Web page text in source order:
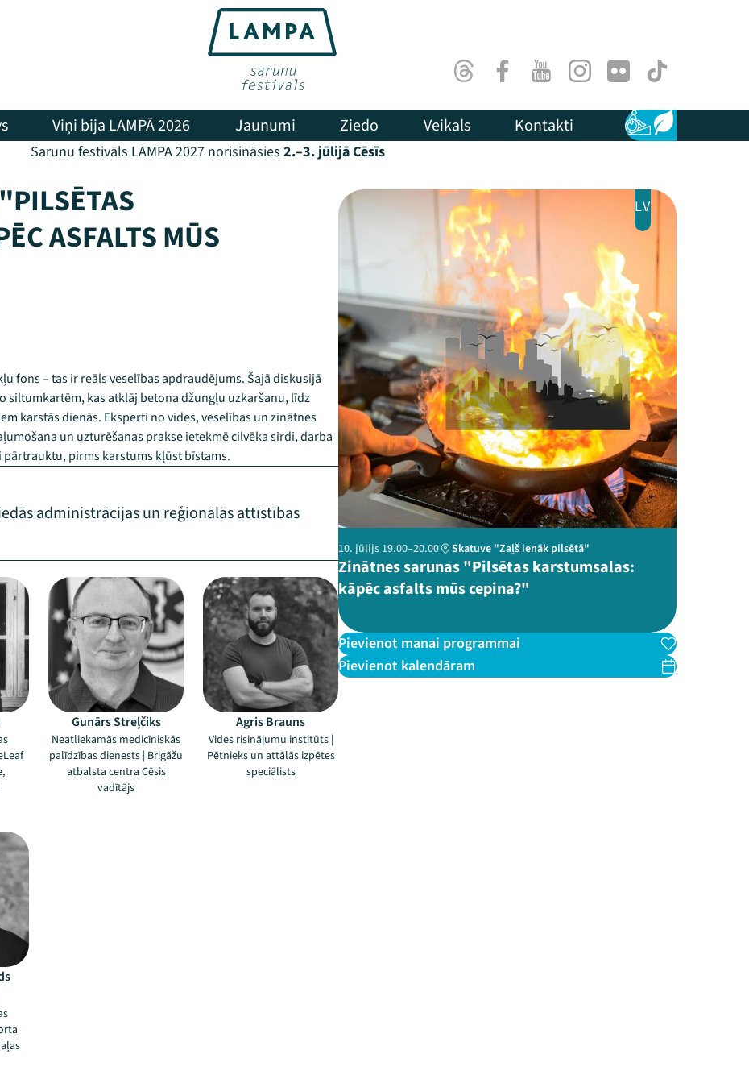
ThreadsFacebookYoutubeInstagram
Flick TikTok
Viņi bija LAMPĀ 2026 Jaunumi Ziedo Veikals Kontakti Pieejamība
Ilgtspēja
Sarunu festivāls LAMPA 2027 norisināsies 2.–3. jūlijā Cēsīs
ASFALTS MŪS
fons – tas ir reāls veselības apdraudējums. Šajā diskusijā
siltumkartēm, kas atklāj betona džungļu uzkaršanu, līdz
karstās dienās. Eksperti no vides, veselības un zinātnes
un uzturēšanas prakse ietekmē cilvēka sirdi, darba
pirms karstums kļūst bīstams.
administrācijas un reģionālās attīstības
Gunārs Streļčiks
Neatliekamās medicīniskās
palīdzības dienests | Brigāžu
atbalsta centra Cēsis
vadītājs
Agris Brauns
Vides risinājumu institūts |
Pētnieks un attālās izpētes
speciālists
LV
10. jūlijs 19.00–20.00 Skatuve "Zaļš ienāk pilsētā"
Zinātnes sarunas "Pilsētas karstumsalas:
kāpēc asfalts mūs cepina?"
Pievienot manai programmai
Pievienot kalendāram